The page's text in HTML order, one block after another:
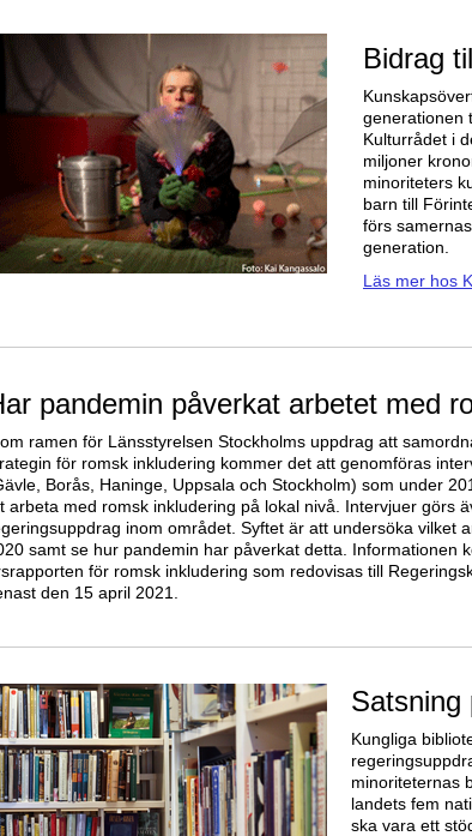
Bidrag
generationen
Kulturrådet i
miljoner
minoriteters
barn till
förs
generation.
Läs mer hos
pandemin påverkat arbetet med
ramen för Länsstyrelsen Stockholms uppdrag att
för romsk inkludering kommer det att genomföras
Borås, Haninge, Uppsala och Stockholm) som under
arbeta med romsk inkludering på lokal nivå. Intervjuer görs
inom området. Syftet är att undersöka vilket
samt se hur pandemin har påverkat detta. Informationen
för romsk inkludering som redovisas till
den 15 april 2021.
Satsning
Kungliga
minoriteternas
landets fem
ska vara ett